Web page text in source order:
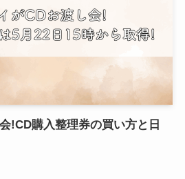
!CD購入整理券の買い方と日